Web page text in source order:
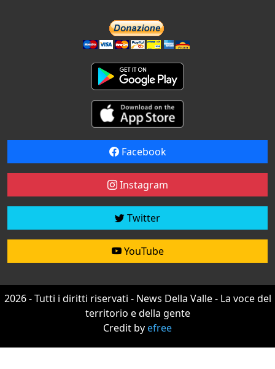
Facebook
Instagram
Twitter
YouTube
2026 - Tutti i diritti riservati - News Della Valle - La voce del
territorio e della gente
Credit byefree